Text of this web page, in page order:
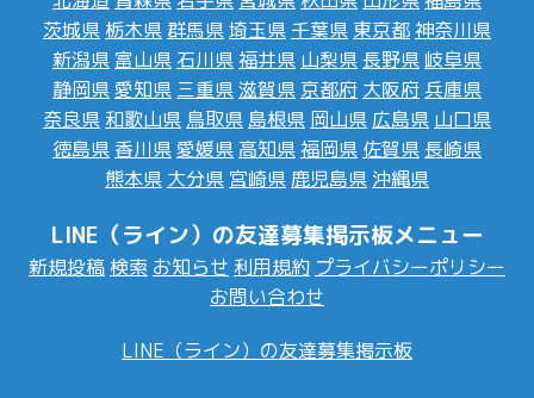
茨城県 栃木県群馬県埼玉県 千葉県 東京都神奈川県
新潟県 富山県 石川県福井県 山梨県 長野県 岐阜県
静岡県愛知県 三重県滋賀県 京都府 大阪府 兵庫県
奈良県 和歌山県 鳥取県 島根県 岡山県 広島県 山口県
徳島県 香川県愛媛県 高知県福岡県 佐賀県 長崎県
熊本県 大分県 宮崎県 鹿児島県 沖縄県
LINE（ライン）の友達募集掲示板メニュー
新規投稿 検索 お知らせ 利用規約 プライバシーポリシー
お問い合わせ
LINE（ライン）の友達募集掲示板